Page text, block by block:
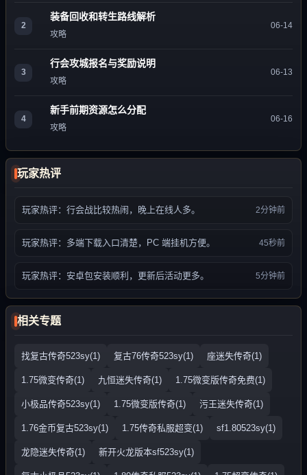
2
装备回收和转生路线解析
攻略
06-14
3
行会攻城报名与奖励说明
攻略
06-13
4
新手前期资源怎么分配
攻略
06-16
玩家热评
玩家热评：行会战比较热闹，晚上在线人多。 2分钟前
玩家热评：多端下载入口清楚，PC 端挂机方便。 45秒前
玩家热评：安卓包安装顺利，更新后活动更多。 5分钟前
相关专题
找复古传奇523sy(1) 复古76传奇523sy(1) 座迷失传奇(1)
1.75微变传奇(1) 九恒迷失传奇(1) 1.75微变版传奇免费(1)
小极品传奇523sy(1) 1.75微变版传奇(1) 污王迷失传奇(1)
1.76金币复古523sy(1) 1.75传奇私服超变(1) sf1.80523sy(1)
龙隐迷失传奇(1) 新开火龙版本sf523sy(1)